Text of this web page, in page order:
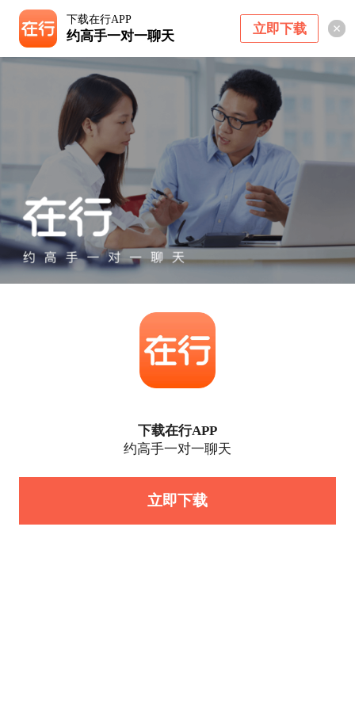
下载在行APP
约高手一对一聊天 立即下载
下载在行APP
约高手一对一聊天
立即下载